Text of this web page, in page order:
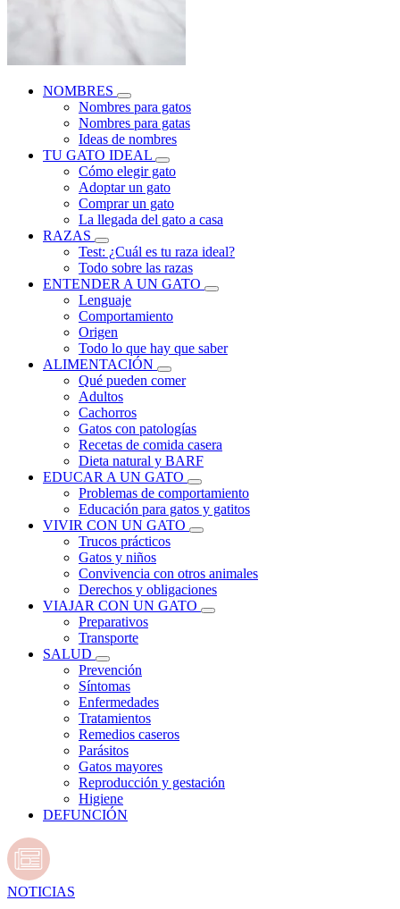
NOMBRES
Nombres para gatos
Nombres para gatas
Ideas de nombres
TU GATO IDEAL
Cómo elegir gato
Adoptar un gato
Comprar un gato
La llegada del gato a casa
RAZAS
Test: ¿Cuál es tu raza ideal?
Todo sobre las razas
ENTENDER A UN GATO
Lenguaje
Comportamiento
Origen
Todo lo que hay que saber
ALIMENTACIÓN
Qué pueden comer
Adultos
Cachorros
Gatos con patologías
Recetas de comida casera
Dieta natural y BARF
EDUCAR A UN GATO
Problemas de comportamiento
Educación para gatos y gatitos
VIVIR CON UN GATO
Trucos prácticos
Gatos y niños
Convivencia con otros animales
Derechos y obligaciones
VIAJAR CON UN GATO
Preparativos
Transporte
SALUD
Prevención
Síntomas
Enfermedades
Tratamientos
Remedios caseros
Parásitos
Gatos mayores
Reproducción y gestación
Higiene
DEFUNCIÓN
NOTICIAS